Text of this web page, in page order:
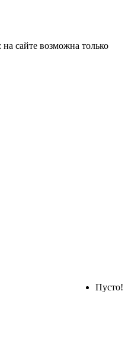
сайте возможна только
Пусто!